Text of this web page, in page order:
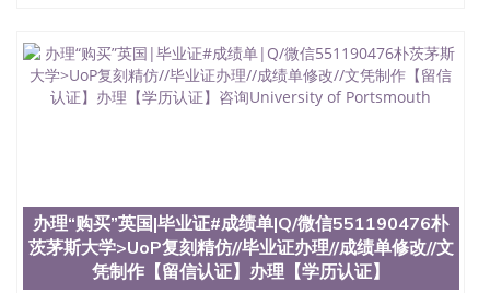
理“购买”英国|毕业证#成绩单|Q/微信551190476肯特
大学>UKC复刻精仿//毕业证办理//成绩单修改//文凭
制作【留信认证】办理【学历认证】咨询 University
办理“购买”英国|毕业证#成绩单|Q/微信551190476朴
茨茅斯大学>UoP复刻精仿//毕业证办理//成绩单修改//文
凭制作【留信认证】办理【学历认证】